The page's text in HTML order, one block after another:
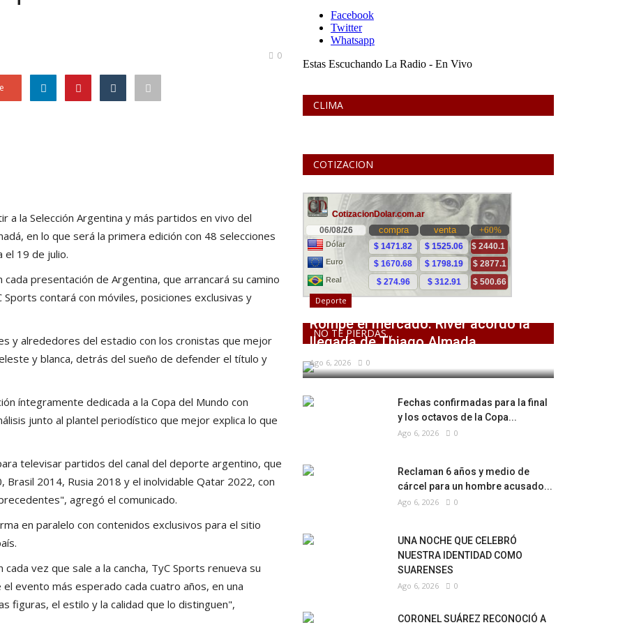
0
a la Selección Argentina y más partidos en vivo del
en lo que será la primera edición con 48 selecciones
el 19 de julio.
presentación de Argentina, que arrancará su camino
Sports contará con móviles, posiciones exclusivas y
y alrededores del estadio con los cronistas que mejor
y blanca, detrás del sueño de defender el título y
íntegramente dedicada a la Copa del Mundo con
junto al plantel periodístico que mejor explica lo que
televisar partidos del canal del deporte argentino, que
2014, Rusia 2018 y el inolvidable Qatar 2022, con
agregó el comunicado.
en paralelo con contenidos exclusivos para el sitio
vez que sale a la cancha, TyC Sports renueva su
evento más esperado cada cuatro años, en una
figuras, el estilo y la calidad que lo distinguen",
CLIMA
COTIZACION
NO TE PIERDAS...
Deporte
Rompe el mercado: River acordó la
llegada de Thiago Almada
Ago 6, 2026 0
Fechas confirmadas para la final
y los octavos de la Copa...
Ago 6, 2026 0
Reclaman 6 años y medio de
cárcel para un hombre acusado...
Ago 6, 2026 0
UNA NOCHE QUE CELEBRÓ
NUESTRA IDENTIDAD COMO
SUARENSES
Ago 6, 2026 0
CORONEL SUÁREZ RECONOCIÓ A